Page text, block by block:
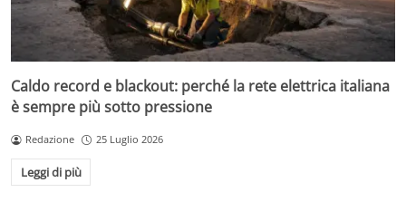
Caldo record e blackout: perché la rete elettrica italiana
è sempre più sotto pressione
Redazione 25 Luglio 2026
Leggi di più